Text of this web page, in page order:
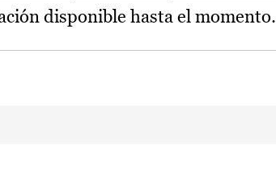
disponible hasta el momento.